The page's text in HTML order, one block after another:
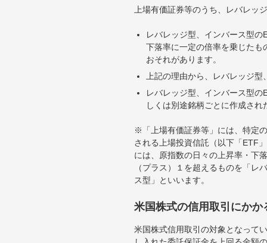
上場有価証券等のうち、レバレ
レバレッジ型、インバース型
下落率に一定の倍率を乗じた
おそれがあります。
上記の理由から、レバレッジ
レバレッジ型、インバース型
しくは別途銘柄ごとに作成さ
※「上場有価証券等」には、特定
される上場投資信託（以下「ETF
には、原指数の日々の上昇率・下
（プラス）１を超えるものを「
ス型」といいます。
米国株式の信用取引にかか
米国株式信用取引の対象となって